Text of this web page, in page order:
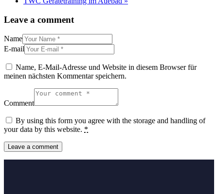
Leave a comment
Name
E-mail
Name, E-Mail-Adresse und Website in diesem Browser für
meinen nächsten Kommentar speichern.
Comment
By using this form you agree with the storage and handling of
your data by this website. *